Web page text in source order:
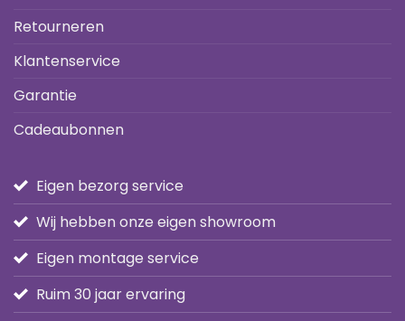
Retourneren
Klantenservice
Garantie
Cadeaubonnen
Eigen bezorg service
Wij hebben onze eigen showroom
Eigen montage service
Ruim 30 jaar ervaring